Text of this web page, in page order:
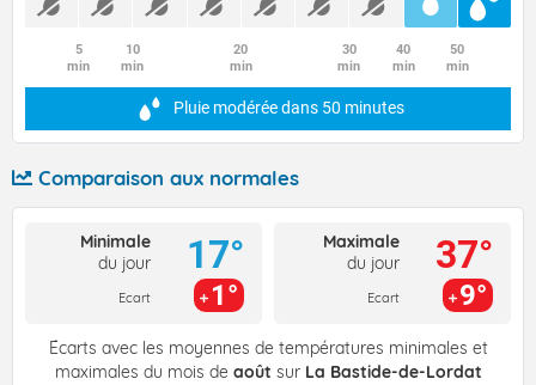
5
min
10
min
20
min
30
min
40
min
50
min
Pluie modéréedans 50 minutes
Comparaison aux normales
Minimale
du jour
Ecart
17°
1°
Maximale
du jour
Ecart
37°
9°
Écarts avec les moyennes de températures minimales et
maximales du mois de août sur La Bastide-de-Lordat